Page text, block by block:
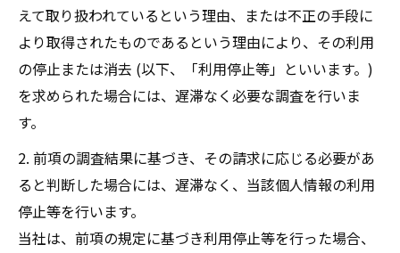
えて取り扱われているという理由、または不正の手段に
より取得されたものであるという理由により、その利用
の停止または消去 (以下、「利用停止等」といいます。)
を求められた場合には、遅滞なく必要な調査を行いま
す。
2. 前項の調査結果に基づき、その請求に応じる必要があ
ると判断した場合には、遅滞なく、当該個人情報の利用
停止等を行います。
当社は、前項の規定に基づき利用停止等を行った場合、